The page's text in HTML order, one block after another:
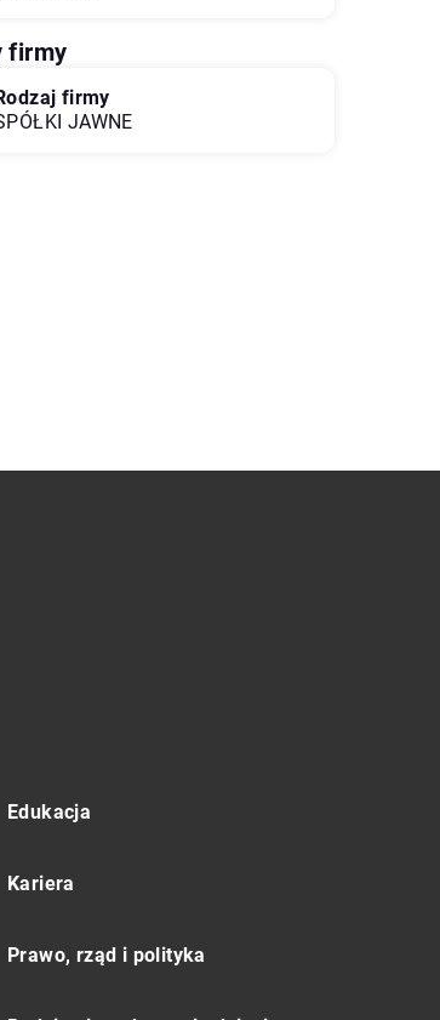
firmy
firmy
JAWNE
Edukacja
Kariera
Prawo, rząd i polityka